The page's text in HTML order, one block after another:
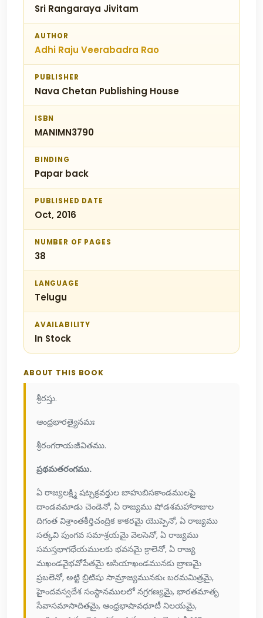
Sri Rangaraya Jivitam
AUTHOR
Adhi Raju Veerabadra Rao
PUBLISHER
Nava Chetan Publishing House
ISBN
MANIMN3790
BINDING
Papar back
PUBLISHED DATE
Oct, 2016
NUMBER OF PAGES
38
LANGUAGE
Telugu
AVAILABILITY
In Stock
ABOUT THIS BOOK
శ్రీరస్తు.
ఆంధ్రభారత్యైనమః
శ్రీరంగరాయజీవితము.
ప్రథమతరంగము.
ఏ రాజ్యలక్ష్మి షట్చక్రవర్తుల బాహుబిసకాండములపై
దాండవమాడు చెండెనో, ఏ రాజ్యము షోడశమహారాజుల
దిగంత విశ్రాంతకీర్తిచంద్రిక కాకరమై యొప్పెనో, ఏ రాజ్యము
సత్కవి పుంగవ సమాశ్రయమై వెలసెనో, ఏ రాజ్యము
సమస్తభాగధేయములకు భవనమై క్రాలెనో, ఏ రాజ్య
మఖండవైభవోపేతమై ఆసియాఖండమునకు బ్రాణమై
ప్రబలెనో, అట్టి బ్రిటిషు సామ్రాజ్యమునకుఁ బరమమిత్రమై,
హైందవస్వదేశ సంస్థానములలో నగ్రగణ్యమై, భారతమాతృ
సేవాసమాసాదితమై, ఆంధ్రభాషావధూటీ నిలయమై,